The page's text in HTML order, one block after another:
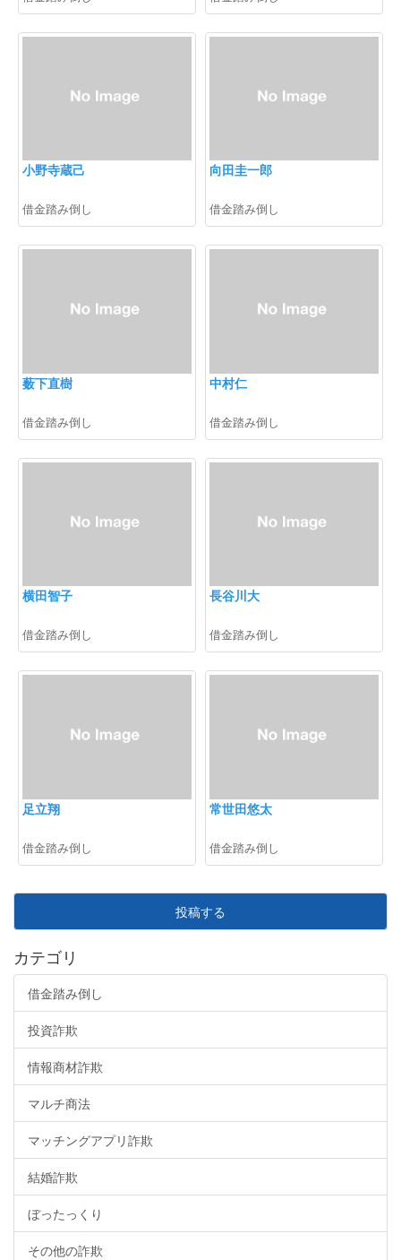
小野寺蔵己
借金踏み倒し
向田圭一郎
借金踏み倒し
薮下直樹
借金踏み倒し
中村仁
借金踏み倒し
横田智子
借金踏み倒し
長谷川大
借金踏み倒し
足立翔
借金踏み倒し
常世田悠太
借金踏み倒し
投稿する
カテゴリ
借金踏み倒し
投資詐欺
情報商材詐欺
マルチ商法
マッチングアプリ詐欺
結婚詐欺
ぼったっくり
その他の詐欺